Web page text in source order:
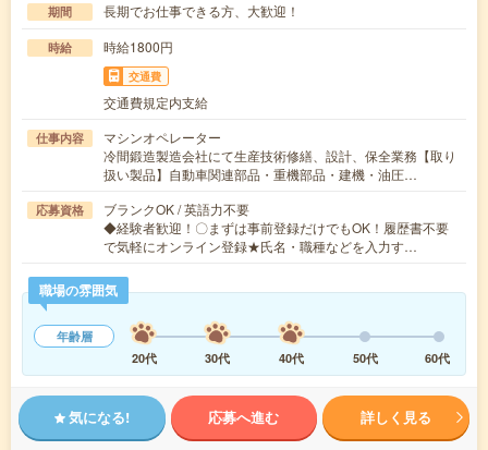
期間 長期でお仕事できる方、大歓迎！
時給 時給1800円
交通費
交通費規定内支給
仕事内容
マシンオペレーター
冷間鍛造製造会社にて生産技術修繕、設計、保全業務【取り
扱い製品】自動車関連部品・重機部品・建機・油圧…
応募資格
ブランクOK / 英語力不要
◆経験者歓迎！〇まずは事前登録だけでもOK！履歴書不要
で気軽にオンライン登録★氏名・職種などを入力す…
職場の雰囲気
年齢層
20代
30代 40代 50代 60代
気になる! 応募へ進む 詳しく見る